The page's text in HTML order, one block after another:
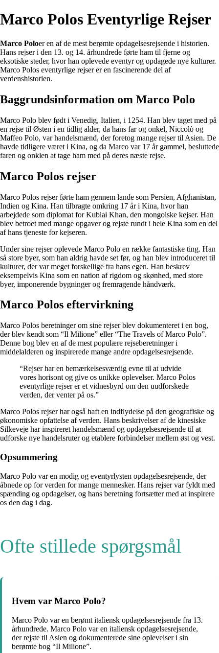
Marco Polos Eventyrlige Rejser
Marco Poloer en af de mest berømte opdagelsesrejsende i historien.
Hans rejser i den 13. og 14. århundrede førte ham til fjerne og
eksotiske steder, hvor han oplevede eventyr og opdagede nye kulturer.
Marco Polos eventyrlige rejser er en fascinerende del af
verdenshistorien.
Baggrundsinformation om Marco Polo
Marco Polo blev født i Venedig, Italien, i 1254. Han blev taget med på
en rejse til Østen i en tidlig alder, da hans far og onkel, Niccolò og
Maffeo Polo, var handelsmænd, der foretog mange rejser til Asien. De
havde tidligere været i Kina, og da Marco var 17 år gammel, besluttede
faren og onklen at tage ham med på deres næste rejse.
Marco Polos rejser
Marco Polos rejser førte ham gennem lande som Persien, Afghanistan,
Indien og Kina. Han tilbragte omkring 17 år i Kina, hvor han
arbejdede som diplomat for Kublai Khan, den mongolske kejser. Han
blev betroet med mange opgaver og rejste rundt i hele Kina som en del
af hans tjeneste for kejseren.
Under sine rejser oplevede Marco Polo en række fantastiske ting. Han
så store byer, som han aldrig havde set før, og han blev introduceret til
kulturer, der var meget forskellige fra hans egen. Han beskrev
eksempelvis Kina som en nation af rigdom og skønhed, med store
byer, imponerende bygninger og fremragende håndværk.
Marco Polos eftervirkning
Marco Polos beretninger om sine rejser blev dokumenteret i en bog,
der blev kendt som “Il Milione” eller “The Travels of Marco Polo”.
Denne bog blev en af de mest populære rejseberetninger i
middelalderen og inspirerede mange andre opdagelsesrejsende.
“Rejser har en bemærkelsesværdig evne til at udvide
vores horisont og give os unikke oplevelser. Marco Polos
eventyrlige rejser er et vidnesbyrd om den uudforskede
verden, der venter på os.”
Marco Polos rejser har også haft en indflydelse på den geografiske og
økonomiske opfattelse af verden. Hans beskrivelser af de kinesiske
Silkeveje har inspireret handelsmænd og opdagelsesrejsende til at
udforske nye handelsruter og etablere forbindelser mellem øst og vest.
Opsummering
Marco Polo var en modig og eventyrlysten opdagelsesrejsende, der
åbnede op for verden for mange mennesker. Hans rejser var fyldt med
spænding og opdagelser, og hans beretning fortsætter med at inspirere
os den dag i dag.
Ofte stillede spørgsmål
Hvem var Marco Polo?
Marco Polo var en berømt italiensk opdagelsesrejsende fra 13.
århundrede. Marco Polo var en italiensk opdagelsesrejsende,
der rejste til Asien og dokumenterede sine oplevelser i sin
berømte bog “Il Milione”.